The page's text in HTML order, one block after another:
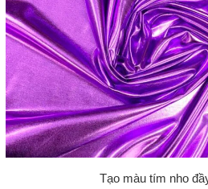
Tạo màu tím nho